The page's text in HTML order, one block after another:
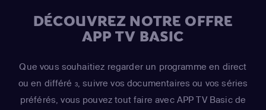
DÉCOUVREZ NOTRE OFFRE
APP TV BASIC
Que vous souhaitiez regarder un programme en direct
ou en différé 3, suivre vos documentaires ou vos séries
préférés, vous pouvez tout faire avec APP TV Basic de